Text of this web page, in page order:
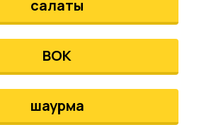
салаты
ВОК
шаурма